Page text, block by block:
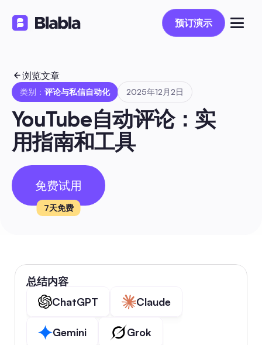
预订演示
预订演示
浏览文章
类别： 评论与私信自动化 2025年12月2日
YouTube自动评论：实
用指南和工具
免费试用
7天免费
总结内容
ChatGPT
Claude
Gemini Grok